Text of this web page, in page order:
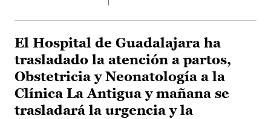
El Hospital de Guadalajara ha
trasladado la atención a partos,
Obstetricia y Neonatología a la
Clínica La Antigua y mañana se
trasladará la urgencia y la